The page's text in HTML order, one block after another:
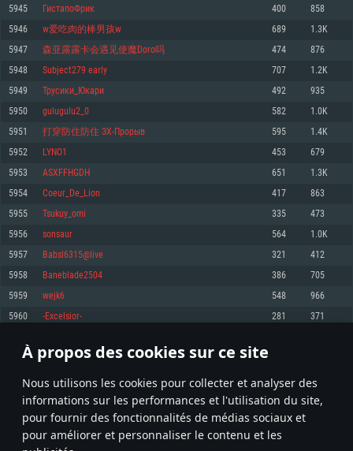
À propos des cookies sur ce site
Nous utilisons les cookies pour collecter et analyser des
informations sur les performances et l'utilisation du site,
pour fournir des fonctionnalités de médias sociaux et
pour améliorer et personnaliser le contenu et les
Minimum
OS: Windows 10 (64 bit)
Processeur: Dual-Core 2.2 GHz
Mémoire: 4 GB
Carte graphique supportant DirectX 11: AMD Radeon 77XX / NVIDIA
GeForce GTX 660. La résolution minimale supportée par le jeu est de 720p
Connection: Connexion Internet à haut débit
Disque dur: 23.1 Go (client minimal)
Recommandée
1060 et plus, Radeon RX 570 et plus.
Disque dur: 75.9 Go (client complet)
Minimum
OS: Mac OS Big Sur 11.0 ou plus récent
Processeur: Core i5, minimum 2.2GHz (Les processeurs Intel Xeon ne sont
pas supportés)
Mémoire: 6 GB
Carte graphique: Intel Iris Pro 5200 (Mac), ou analogue AMD/Nvidia. La
résolution minimale supportée par le jeu est de 720p.
Connection: Connexion Internet à haut débit
Disque dur: 62,2 Go (client minimal)
Recommandée
OS: Mac OS Big Sur 11.0 ou plus récent
Processeur: Core i7 (Les processeurs Intel Xeon ne sont pas supportés)
Mémoire: 8 GB
Carte graphique: Radeon Vega II ou plus avec support de Metal
Disque dur: 62,2 Go (client complet)
Minimum
OS: Les configurations Linux 64 bits les plus modernes
Processeur: Dual-Core 2.4 GHz
Mémoire: 4 GB
Carte graphique: NVIDIA 660 avec les derniers drivers (moins de 6 mois) /
de même pour AMD (La résolution minimale supportée par le jeu est de
720p)
Connection: Connexion Internet à haut débit
Disque dur: 62,2 Go (client minimal)
Recommandée
OS: Ubuntu 20.04 64bit
Processeur: Intel Core i7
Mémoire: 8 GB
Carte graphique: NVIDIA 1060 avec les derniers drivers (moins de 6 mois) /
6 mois et supportant Vulkan
Connection: Connexion Internet à haut débit
Disque dur: 60,2 Go (client complet)
5945 ГистапоФрик 400 858
5946 w爱吃肉的棒男孩w 689 1.3K
5947 森亚露露卡会遇见使魔Doro吗 474 876
5948 Subject279 early 707 1.2K
5949 Трусики_Юкари 492 935
5950 gulugulu2_0 582 1.0K
5951 打穿防住防住 ЗХ-Прорыв 595 1.4K
5952 LYNO1 453 679
5953 ASXFFHGDH 651 1.3K
5954 Coeur_De_Lion 417 863
5955 Tsukuy_omi 335 473
5956 sonsaur 564 1.0K
5957 Babsl6315@live 321 412
5958 Baneblade2504 386 705
5959 wejk6 548 966
5960 -Excelsior- 281 371
* Classement mis à jour quotidiennement
297 298 299 398